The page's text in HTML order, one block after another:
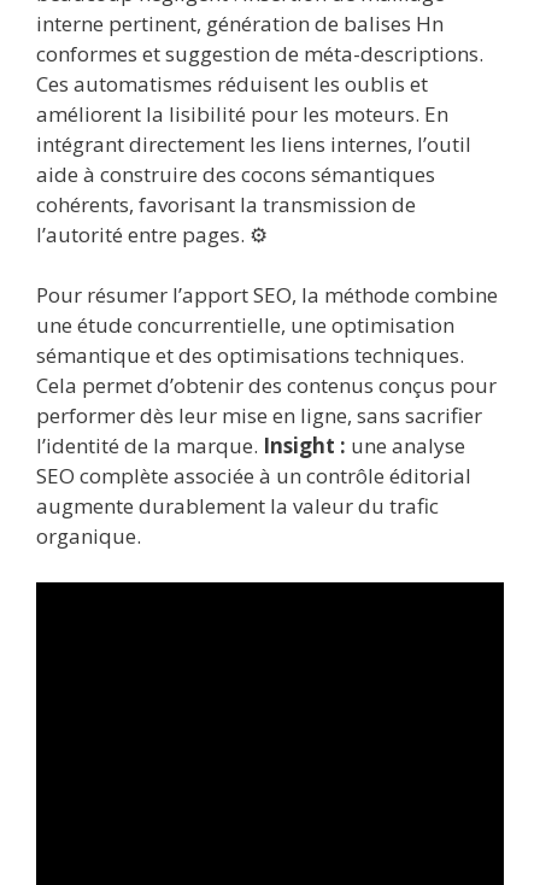
interne pertinent, génération de balises Hn
conformes et suggestion de méta-descriptions.
Ces automatismes réduisent les oublis et
améliorent la lisibilité pour les moteurs. En
intégrant directement les liens internes, l’outil
aide à construire des cocons sémantiques
cohérents, favorisant la transmission de
l’autorité entre pages. ⚙️
Pour résumer l’apport SEO, la méthode combine
une étude concurrentielle, une optimisation
sémantique et des optimisations techniques.
Cela permet d’obtenir des contenus conçus pour
performer dès leur mise en ligne, sans sacrifier
l’identité de la marque. Insight : une analyse
SEO complète associée à un contrôle éditorial
augmente durablement la valeur du trafic
organique.